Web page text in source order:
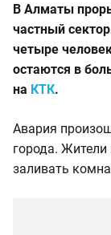
В Алматы
частный
четыре
остаются в
на КТК.
Авария
города. Жители
заливать